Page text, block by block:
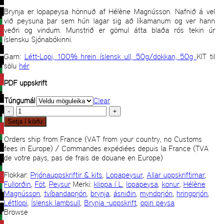
Brynja er lopapeysa hönnuð af Hélène Magnússon. Nafnið á vel
við peysuna þar sem hún lagar sig að líkamanum og ver hann
veðri og vindum. Munstrið er gömul átta blaða rós tekin úr
íslensku Sjónabókinni.
Garn: Létt-Lopi, 100% hrein íslensk ull, 50g/dokkan, 50g KIT til
sölu hér
PDF uppskrift
Túngumál
Clear
Brynja
quantity
Setja í körfu
Orders ship from France (VAT from your country, no Customs
fees in Europe) / Commandes expédiées depuis la France (TVA
de votre pays, pas de frais de douane en Europe)
Flokkar: Prjónauppskriftir & kits, Lopapeysur, Allar uppskriftirnar,
Fullorðin, Föt, Peysur Merki: klippa í L, lopapeysa, konur, Hélène
Magnússon, tvíbandaprjón, brynja, ásniðin, myndprjón, hringprjón,
Léttlopi, Íslensk lambsull, Brynja -uppskrift, opin peysa
Browse